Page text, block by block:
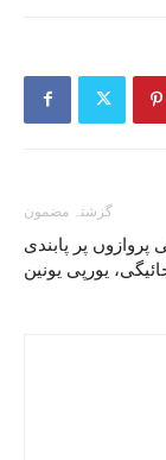
گزشتہ مضمون
پروازوں پر پابندی
یورپی یونین